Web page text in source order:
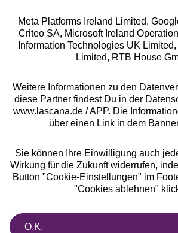
Alle Preise inkl. MwSt., zzgl.
Versandkosten
** Bonität vorausgesetzt, berechtigt zur Bonitätsprüfung
Meta Platforms Ireland Limited,
Criteo SA, Microsoft Ireland
Information Technologies UK
Limited, RTB House
Weitere Informationen zu den
diese Partner findest Du in der
www.lascana.de / APP. Die
über einen Link in dem
Sie können Ihre Einwilligung auch
Wirkung für die Zukunft widerrufen,
Button "Cookie-Einstellungen" im
"Cookies ablehnen"
O.K.